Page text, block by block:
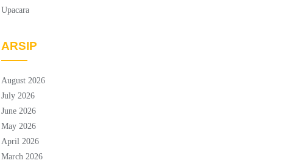
Upacara
ARSIP
August 2026
July 2026
June 2026
May 2026
April 2026
March 2026